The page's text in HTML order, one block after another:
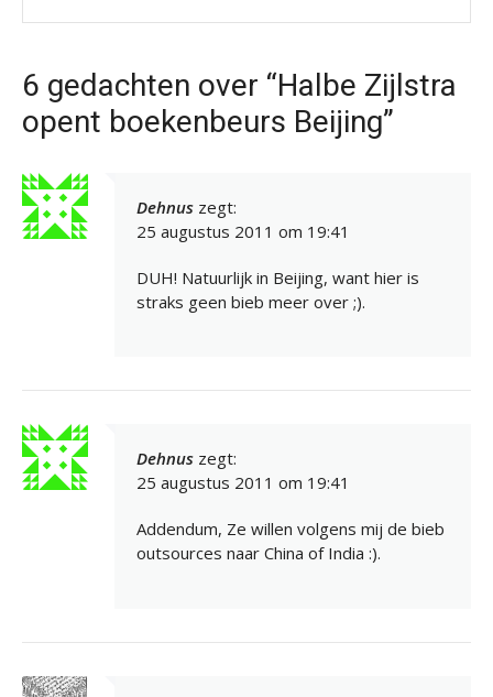
6 gedachten over “Halbe Zijlstra
opent boekenbeurs Beijing”
Dehnus zegt:
25 augustus 2011 om 19:41
DUH! Natuurlijk in Beijing, want hier is
straks geen bieb meer over ;).
Dehnus zegt:
25 augustus 2011 om 19:41
Addendum, Ze willen volgens mij de bieb
outsources naar China of India :).